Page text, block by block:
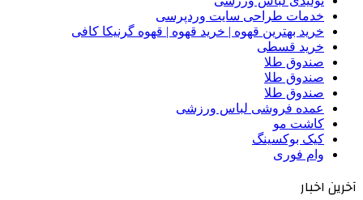
خدمات طراحی سایت وردپرسی
خرید بهترین قهوه | خرید قهوه | قهوه گرنیکا کافی
خرید قسطی
صندوق طلا
صندوق طلا
صندوق طلا
عمده فروشی لباس ورزشی
کاشت مو
کیک بوکسینگ
وام فوری
آخرین اخبار